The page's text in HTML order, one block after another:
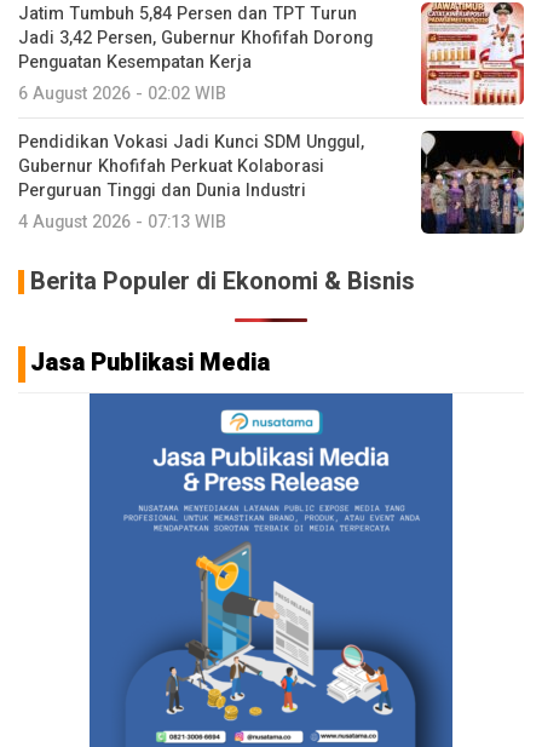
Jatim Tumbuh 5,84 Persen dan TPT Turun
Jadi 3,42 Persen, Gubernur Khofifah Dorong
Penguatan Kesempatan Kerja
6 August 2026 - 02:02 WIB
Pendidikan Vokasi Jadi Kunci SDM Unggul,
Gubernur Khofifah Perkuat Kolaborasi
Perguruan Tinggi dan Dunia Industri
4 August 2026 - 07:13 WIB
Berita Populer di Ekonomi & Bisnis
Jasa Publikasi Media